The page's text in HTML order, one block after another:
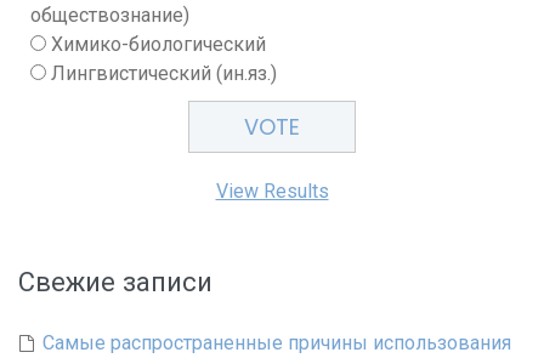
обществознание)
Химико-биологический
Лингвистический (ин.яз.)
View Results
Свежие записи
Самые распространенные причины использования